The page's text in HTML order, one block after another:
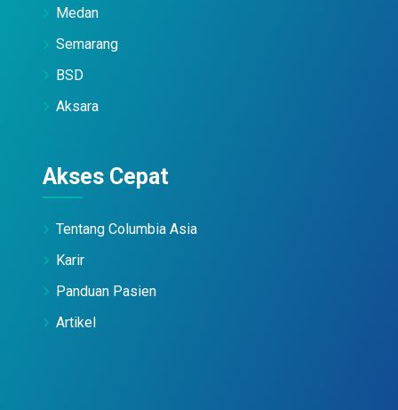
Medan
Semarang
BSD
Aksara
Akses Cepat
Tentang Columbia Asia
Karir
Panduan Pasien
Artikel